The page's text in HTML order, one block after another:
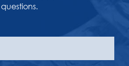
questions.